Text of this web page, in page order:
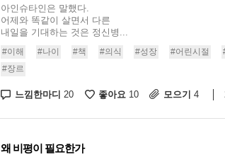
아인슈타인은 말했다.
어제와 똑같이 살면서 다른
내일을 기대하는 것은 정신병...
#이해 #나이 #책 #의식 #성장 #어린시절
#장르
느낌한마디 20 좋아요 10 모으기 4
왜 비평이 필요한가